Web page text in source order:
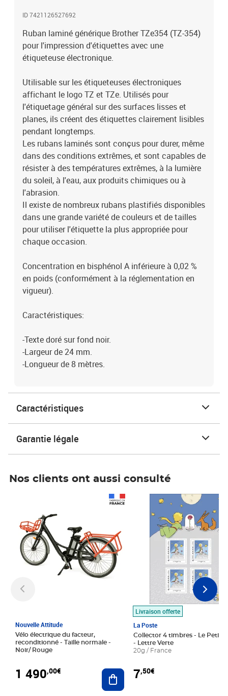
mm. -Longueur de 8 mètres.
ID 7421126527692
Ruban laminé générique Brother TZe354 (TZ-354)
pour l'impression d'étiquettes avec une
étiqueteuse électronique.
Utilisable sur les étiqueteuses électroniques
affichant le logo TZ et TZe. Utilisés pour
l'étiquetage général sur des surfaces lisses et
planes, ils créent des étiquettes clairement lisibles
pendant longtemps.
Les rubans laminés sont conçus pour durer, même
dans des conditions extrêmes, et sont capables de
résister à des températures extrêmes, à la lumière
du soleil, à l'eau, aux produits chimiques ou à
l'abrasion.
Il existe de nombreux rubans plastifiés disponibles
dans une grande variété de couleurs et de tailles
pour utiliser l'étiquette la plus appropriée pour
chaque occasion.
Concentration en bisphénol A inférieure à 0,02 %
en poids (conformément à la réglementation en
vigueur).
Caractéristiques:
-Texte doré sur fond noir.
-Largeur de 24 mm.
-Longueur de 8 mètres.
Caractéristiques
Garantie légale
Nos clients ont aussi consulté
Nouvelle Attitude
Vélo électrique du facteur,
reconditionné - Taille normale -
Noir/ Rouge
1 490,00€ Ajouter au panier
Livraison offerte
La Poste
Collector 4 timbres - Le Petit
- Lettre Verte
20g / France
7,50€
Prix 7,50€